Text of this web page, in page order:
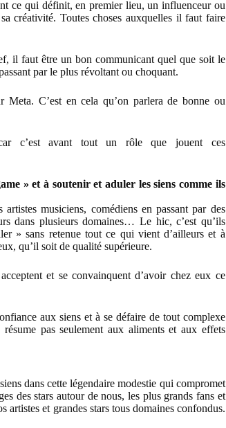
ce qui définit, en premier lieu, un influenceur ou
créativité. Toutes choses auxquelles il faut faire
il faut être un bon communicant quel que soit le
par le plus révoltant ou choquant.
Meta. C’est en cela qu’on parlera de bonne ou
c’est avant tout un rôle que jouent ces
» et à soutenir et aduler les siens comme ils
musiciens, comédiens en passant par des
dans plusieurs domaines… Le hic, c’est qu’ils
» sans retenue tout ce qui vient d’ailleurs et à
qu’il soit de qualité supérieure.
et se convainquent d’avoir chez eux ce
aux siens et à se défaire de tout complexe
pas seulement aux aliments et aux effets
dans cette légendaire modestie qui compromet
des stars autour de nous, les plus grands fans et
artistes et grandes stars tous domaines confondus.